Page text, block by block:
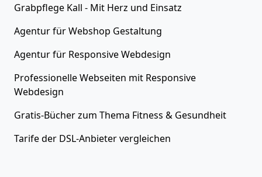
Grabpflege Kall - Mit Herz und Einsatz
Agentur fürWebshop Gestaltung
Agentur für Responsive Webdesign
Professionelle Webseiten mit Responsive
Webdesign
Gratis-Bücher zum Thema Fitness & Gesundheit
Tarife der DSL-Anbietervergleichen